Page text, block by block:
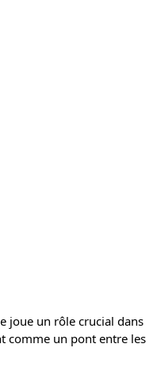
joue un rôle crucial dans
comme un pont entre les